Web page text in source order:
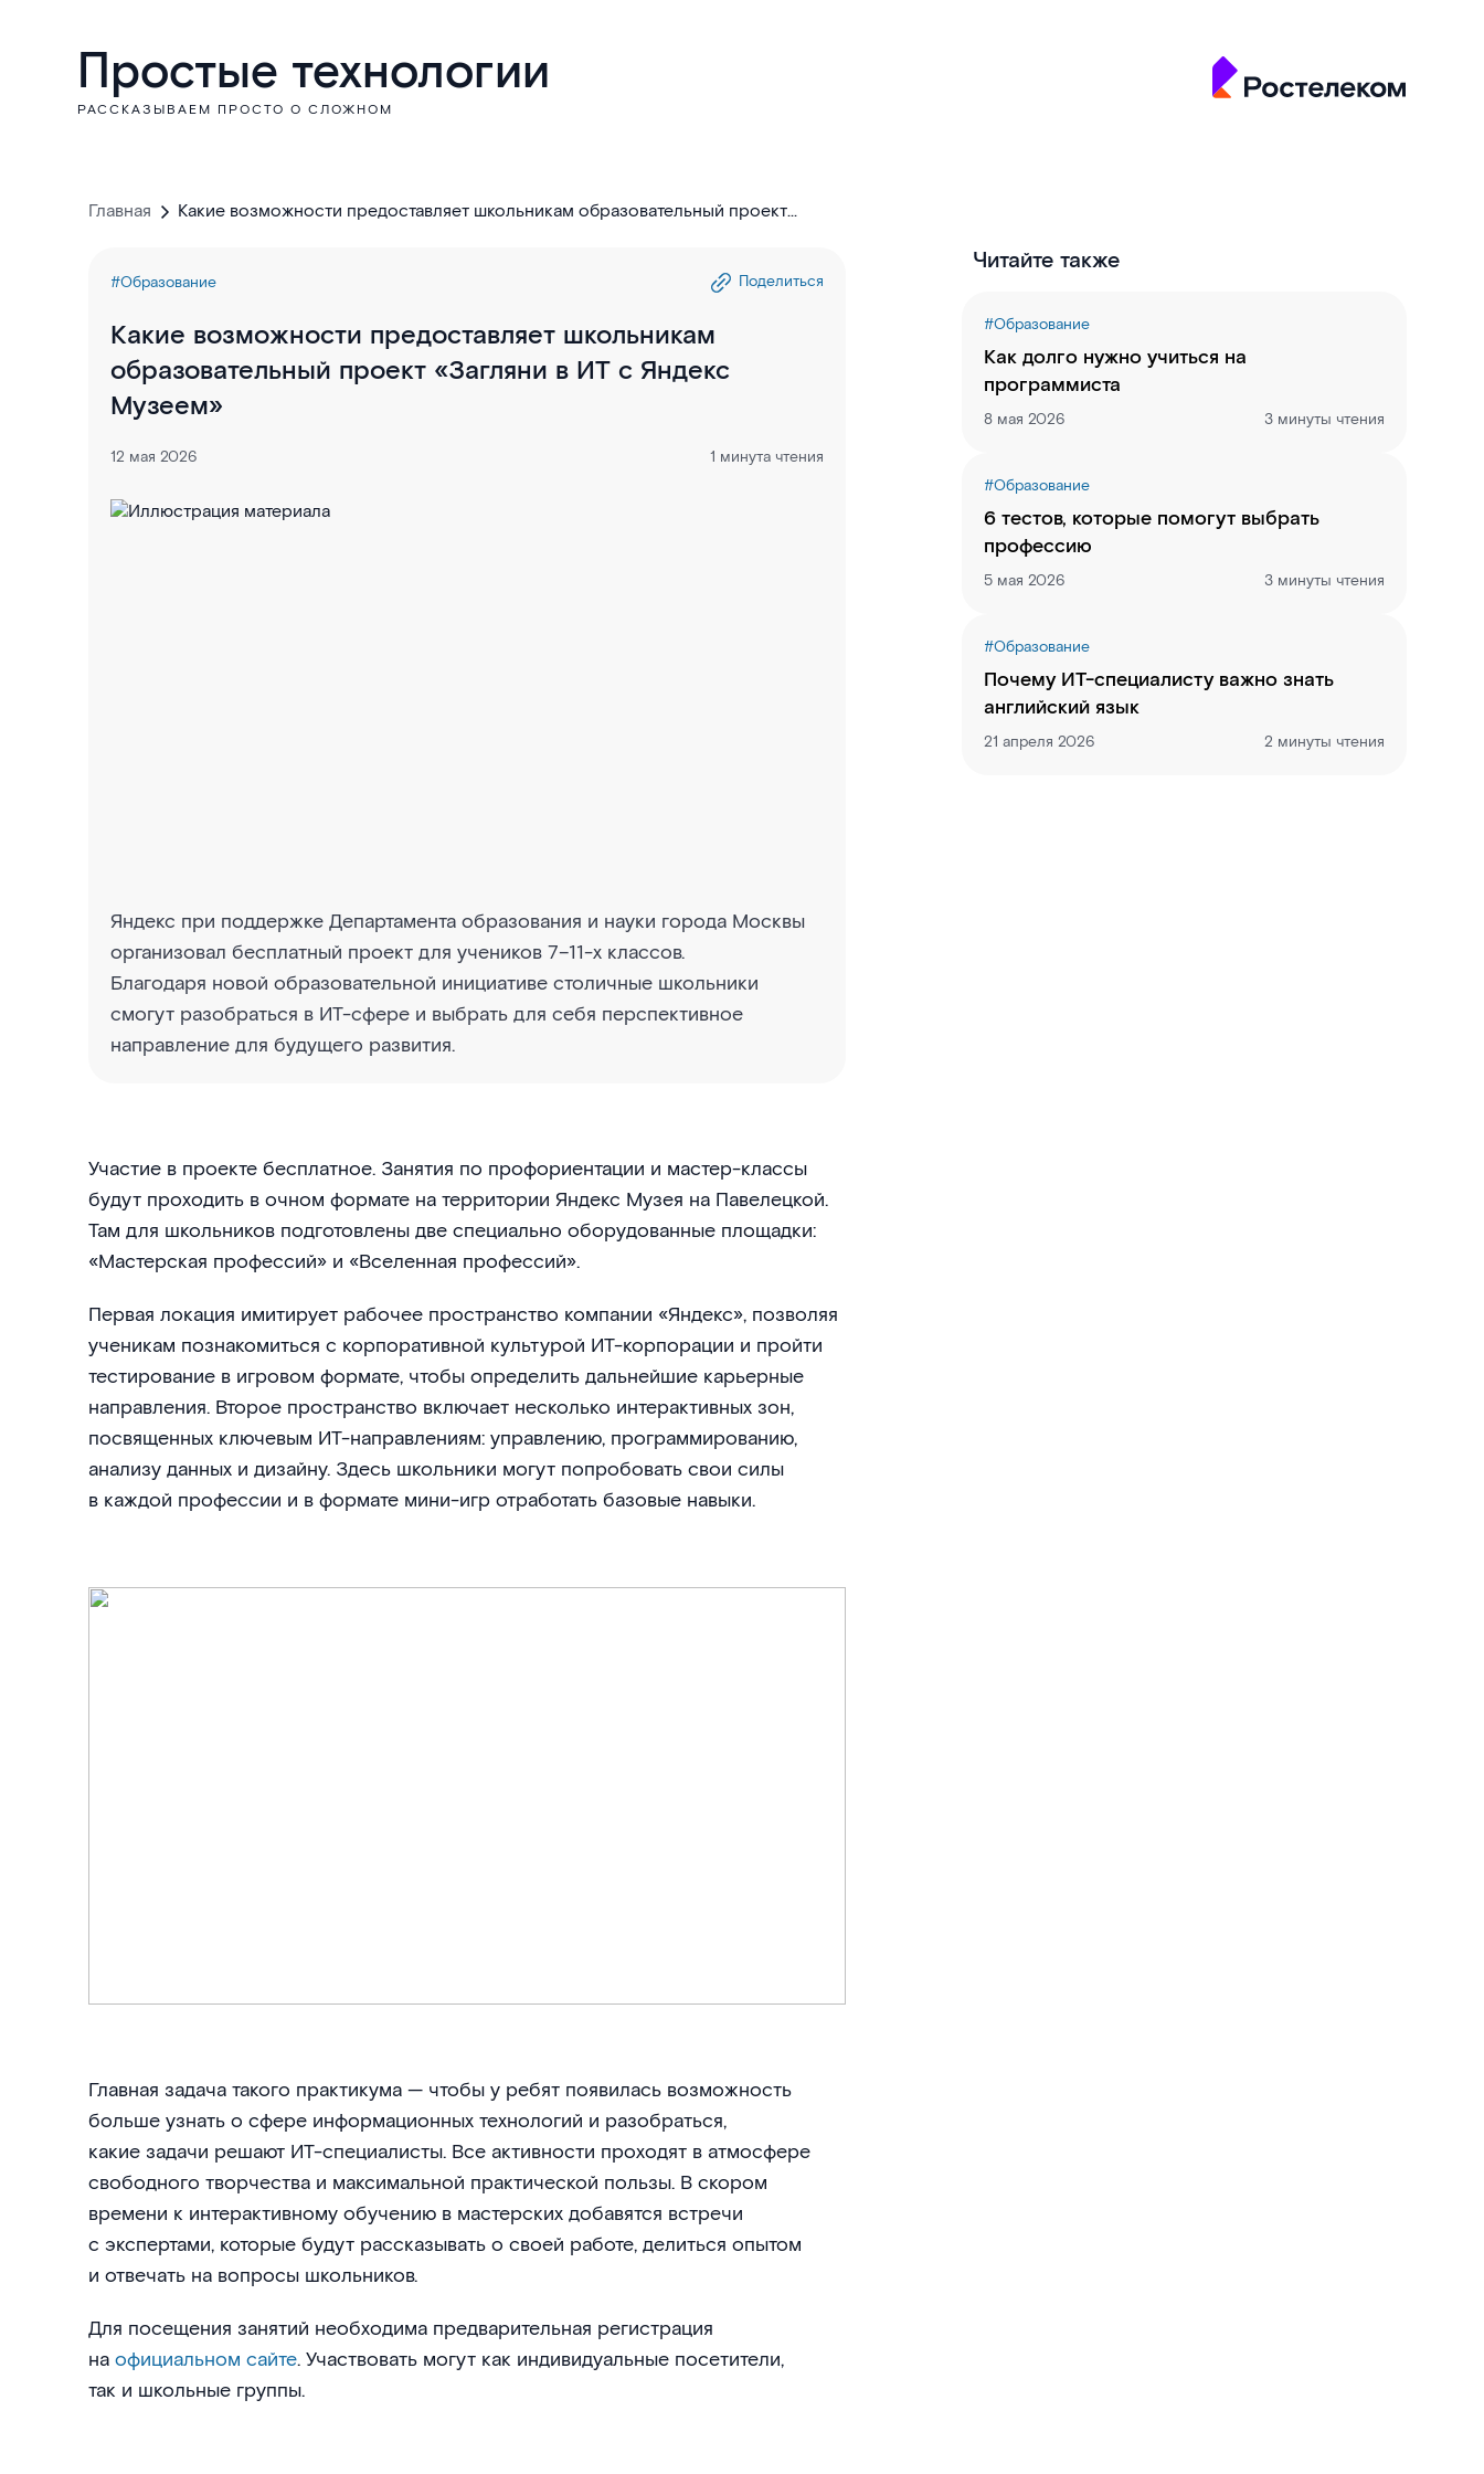
Простые технологии
РАССКАЗЫВАЕМ ПРОСТО О СЛОЖНОМ
Главная
Какие возможности предоставляет школьникам образовательный проект
#Образование Поделиться
Какие возможности предоставляет школьникам
образовательный проект «Загляни в ИТ с Яндекс
Музеем»
12 мая 2026 1 минута чтения
Яндекс при поддержке Департамента образования и науки города Москвы
организовал бесплатный проект для учеников 7–11-х классов.
Благодаря новой образовательной инициативе столичные школьники
смогут разобраться в ИТ-сфере и выбрать для себя перспективное
направление для будущего развития.
Участие в проекте бесплатное. Занятия по профориентации и мастер-классы
будут проходить в очном формате на территории Яндекс Музея на Павелецкой.
Там для школьников подготовлены две специально оборудованные площадки:
«Мастерская профессий» и «Вселенная профессий».
Первая локация имитирует рабочее пространство компании «Яндекс», позволяя
ученикам познакомиться с корпоративной культурой ИТ-корпорации и пройти
тестирование в игровом формате, чтобы определить дальнейшие карьерные
направления. Второе пространство включает несколько интерактивных зон,
посвященных ключевым ИТ-направлениям: управлению, программированию,
анализу данных и дизайну. Здесь школьники могут попробовать свои силы
в каждой профессии и в формате мини-игр отработать базовые навыки.
Главная задача такого практикума — чтобы у ребят появилась возможность
больше узнать о сфере информационных технологий и разобраться,
какие задачи решают ИТ-специалисты. Все активности проходят в атмосфере
свободного творчества и максимальной практической пользы. В скором
времени к интерактивному обучению в мастерских добавятся встречи
с экспертами, которые будут рассказывать о своей работе, делиться опытом
и отвечать на вопросы школьников.
Для посещения занятий необходима предварительная регистрация
на официальном сайте. Участвовать могут как индивидуальные посетители,
так и школьные группы.
Читайте также
#Образование
Как долго нужно учиться на
программиста
8 мая 2026 3 минуты чтения
#Образование
6 тестов, которые помогут выбрать
профессию
5 мая 2026 3 минуты чтения
#Образование
Почему ИТ-специалисту важно знать
английский язык
21 апреля 2026 2 минуты чтения